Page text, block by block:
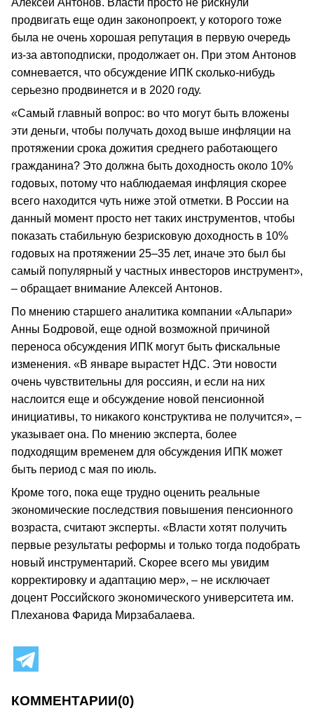
Алексей Антонов. Власти просто не рискнули
продвигать еще один законопроект, у которого тоже
была не очень хорошая репутация в первую очередь
из-за автоподписки, продолжает он. При этом Антонов
сомневается, что обсуждение ИПК сколько-нибудь
серьезно продвинется и в 2020 году.
«Самый главный вопрос: во что могут быть вложены
эти деньги, чтобы получать доход выше инфляции на
протяжении срока дожития среднего работающего
гражданина? Это должна быть доходность около 10%
годовых, потому что наблюдаемая инфляция скорее
всего находится чуть ниже этой отметки. В России на
данный момент просто нет таких инструментов, чтобы
показать стабильную безрисковую доходность в 10%
годовых на протяжении 25–35 лет, иначе это был бы
самый популярный у частных инвесторов инструмент»,
– обращает внимание Алексей Антонов.
По мнению старшего аналитика компании «Альпари»
Анны Бодровой, еще одной возможной причиной
переноса обсуждения ИПК могут быть фискальные
изменения. «В январе вырастет НДС. Эти новости
очень чувствительны для россиян, и если на них
наслоится еще и обсуждение новой пенсионной
инициативы, то никакого конструктива не получится», –
указывает она. По мнению эксперта, более
подходящим временем для обсуждения ИПК может
быть период с мая по июль.
Кроме того, пока еще трудно оценить реальные
экономические последствия повышения пенсионного
возраста, считают эксперты. «Власти хотят получить
первые результаты реформы и только тогда подобрать
новый инструментарий. Скорее всего мы увидим
корректировку и адаптацию мер», – не исключает
доцент Российского экономического университета им.
Плеханова Фарида Мирзабалаева.
КОММЕНТАРИИ(0)